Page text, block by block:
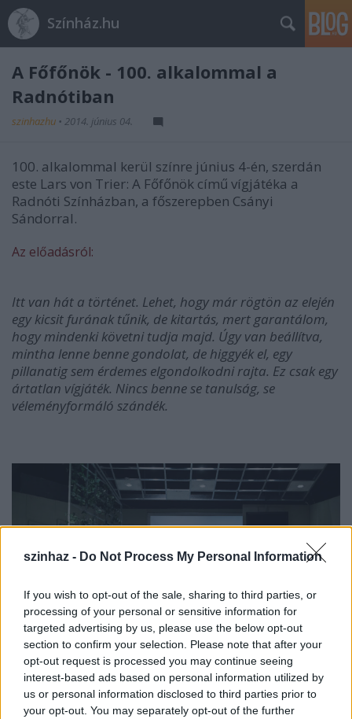
szinhaz - Do Not Process My Personal Information
If you wish to opt-out of the sale, sharing to third parties, or
processing of your personal or sensitive information for
targeted advertising by us, please use the below opt-out
section to confirm your selection. Please note that after your
opt-out request is processed you may continue seeing
interest-based ads based on personal information utilized by
us or personal information disclosed to third parties prior to
your opt-out. You may separately opt-out of the further
Színház.hu
A Főfőnök - 100. alkalommal a
Radnótiban
szinhazhu • 2014. június 04.
100. alkalommal kerül színre június 4-én, szerdán
este Lars von Trier: A Főfőnök című vígjátéka a
Radnóti Színházban, a főszerepben Csányi
Sándorral.
Az előadásról:
Itt van hát a történet. Lehet, hogy már rögtön az elején
egy kicsit furának tűnik, de kitartás, mert garantálom,
hogy mindenki követni tudja majd. Úgy van beállítva,
mintha lenne benne gondolat, de higgyék el, egy
pillanatig sem érdemes elgondolkodni rajta. Ez csak egy
ártatlan vígjáték. Nincs benne se tanulság, se
véleményformáló szándék.
Fotó: Dömölky Dániel